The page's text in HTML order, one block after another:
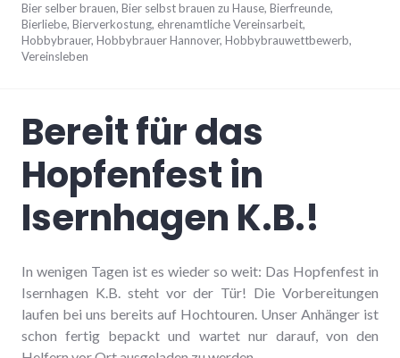
Bier selber brauen, Bier selbst brauen zu Hause, Bierfreunde,
Bierliebe, Bierverkostung, ehrenamtliche Vereinsarbeit,
Hobbybrauer, Hobbybrauer Hannover, Hobbybrauwettbewerb,
Vereinsleben
Bereit für das
Hopfenfest in
Isernhagen K.B.!
In wenigen Tagen ist es wieder so weit: Das Hopfenfest in
Isernhagen K.B. steht vor der Tür! Die Vorbereitungen
laufen bei uns bereits auf Hochtouren. Unser Anhänger ist
schon fertig bepackt und wartet nur darauf, von den